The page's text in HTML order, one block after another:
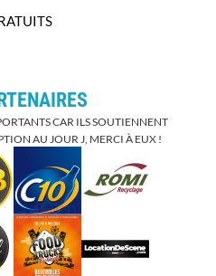
CAR ILS SOUTIENNENT
AU JOUR J, MERCI À EUX !